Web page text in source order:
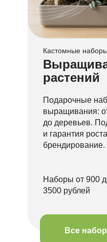
Все
Кастомные
растений
Подарочные
выращивания:
до деревьев.
и гарантия
брендирование.
Наборы от 900
3500 рублей